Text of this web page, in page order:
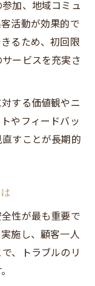
特徴とは
活動事例
加、地域コミュ
活動が効果的で
るため、初回限
ービスを充実さ
する価値観やニ
やフィードバッ
すことが長期的
性が最も重要で
施し、顧客一人
、トラブルのリ